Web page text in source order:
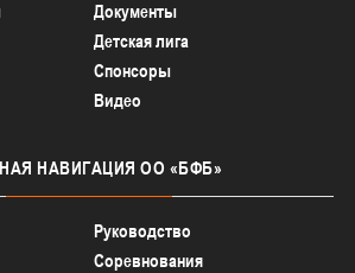
Документы
Детская лига
Спонсоры
Видео
НАВИГАЦИЯ ОО «БФБ»
Руководство
Соревнования